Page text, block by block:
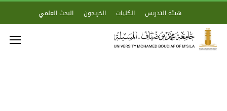
هيئة التدريس الكليات الخريجون البحث العلمي